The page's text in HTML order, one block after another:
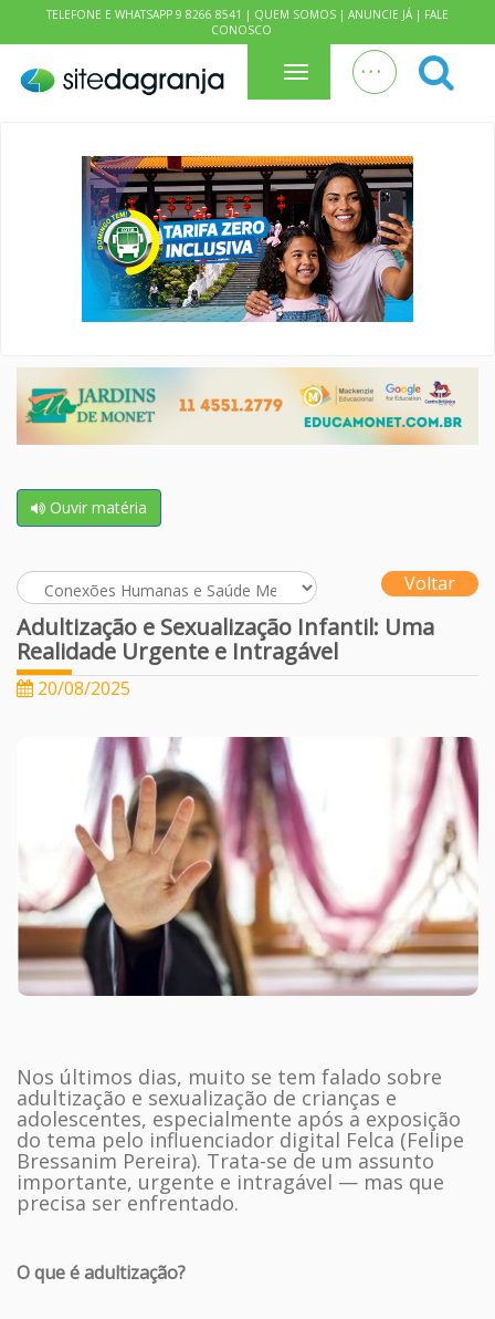
TELEFONE E WHATSAPP 9 8266 8541 | QUEM SOMOS | ANUNCIE JÁ| FALE
CONOSCO
Menu . . .
Ouvir matéria
Voltar
Adultização e Sexualização Infantil: Uma
Realidade Urgente e Intragável
20/08/2025
Nos últimos dias, muito se tem falado sobre
adultização e sexualização de crianças e
adolescentes, especialmente após a exposição
do tema pelo influenciador digital Felca (Felipe
Bressanim Pereira). Trata-se de um assunto
importante, urgente e intragável — mas que
precisa ser enfrentado.
O que é adultização?